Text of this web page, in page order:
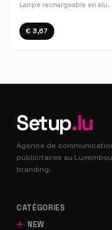
Lampe rechargeable en alu.
€ 3,67
Setup.lu
Agence de
publicitaires au
branding.
CATÉGORIES
NEW